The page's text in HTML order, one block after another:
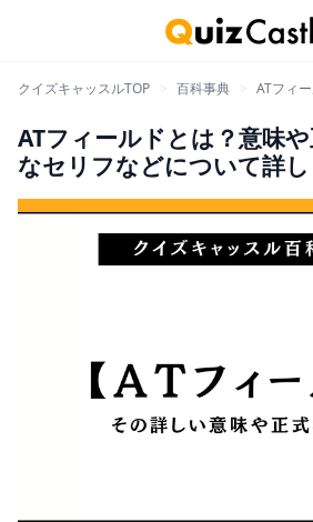
クイズキャッスルTOP 百科事典 ATフィ
ATフィールドとは？意味
なセリフなどについて詳し